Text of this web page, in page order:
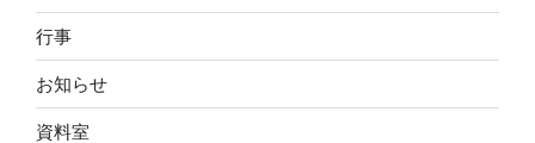
行事
お知らせ
資料室